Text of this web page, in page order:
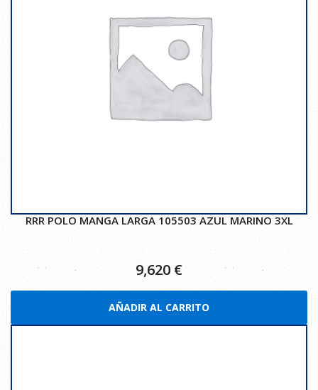
RRR POLO MANGA LARGA 105503 AZUL MARINO 3XL
9,620 €
AÑADIR AL CARRITO